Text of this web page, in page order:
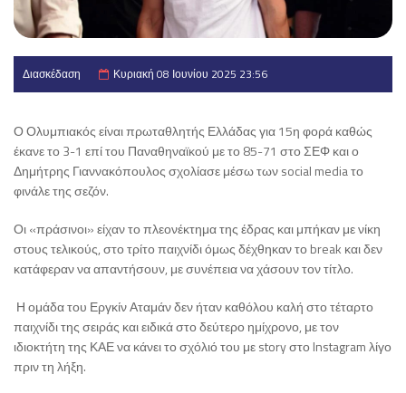
Διασκέδαση Κυριακή 08 Ιουνίου 2025 23:56
Ο Ολυμπιακός είναι πρωταθλητής Ελλάδας για 15η φορά καθώς
έκανε το 3-1 επί του Παναθηναϊκού με το 85-71 στο ΣΕΦ και ο
Δημήτρης Γιαννακόπουλος σχολίασε μέσω των social media το
φινάλε της σεζόν.
Οι «πράσινοι» είχαν το πλεονέκτημα της έδρας και μπήκαν με νίκη
στους τελικούς, στο τρίτο παιχνίδι όμως δέχθηκαν το break και δεν
κατάφεραν να απαντήσουν, με συνέπεια να χάσουν τον τίτλο.
Η ομάδα του Εργκίν Αταμάν δεν ήταν καθόλου καλή στο τέταρτο
παιχνίδι της σειράς και ειδικά στο δεύτερο ημίχρονο, με τον
ιδιοκτήτη της ΚΑΕ να κάνει το σχόλιό του με story στο Instagram λίγο
πριν τη λήξη.